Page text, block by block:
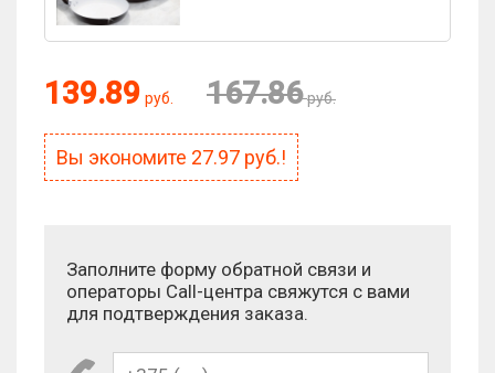
139.89 руб. 167.86 руб.
Вы экономите 27.97 руб.!
Заполните форму обратной связи и
операторы Call-центра свяжутся с вами
для подтверждения заказа.